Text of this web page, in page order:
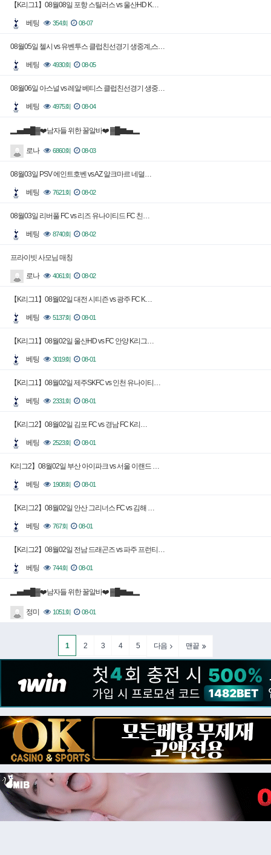
【K리그1】08월08일 포항 스틸러스 vs 울산HD K…
베팅 354회 08-07
08월05일 첼시 vs 유벤투스 클럽친선경기 생중계,스…
베팅 4930회 08-05
08월06일 아스널 vs 레알 베티스 클럽친선경기 생중…
베팅 4975회 08-04
▂▅▇█▓❤️남자들 위한 꿀알바❤️ ▓█▇▅▂
로나 6860회 08-03
08월03일 PSV 에인트호벤 vs AZ 알크마르 네덜…
베팅 7621회 08-02
08월03일 리버풀 FC vs 리즈 유나이티드 FC 친…
베팅 8740회 08-02
프라이빗 사모님 매칭
로나 4061회 08-02
【K리그1】08월02일 대전 시티즌 vs 광주 FC K…
베팅 5137회 08-01
【K리그1】08월02일 울산HD vs FC 안양 K리그…
베팅 3019회 08-01
【K리그1】08월02일 제주SKFC vs 인천 유나이티…
베팅 2331회 08-01
【K리그2】08월02일 김포 FC vs 경남 FC K리…
베팅 2523회 08-01
K리그2】08월02일 부산 아이파크 vs 서울 이랜드 …
베팅 1908회 08-01
【K리그2】08월02일 안산 그리너스 FC vs 김해 …
베팅 767회 08-01
【K리그2】08월02일 전남 드래곤즈 vs 파주 프런티…
베팅 744회 08-01
▂▅▇█▓❤️남자들 위한 꿀알바❤️ ▓█▇▅▂
정미 1051회 08-01
1 2 3 4 5 다음 맨끝